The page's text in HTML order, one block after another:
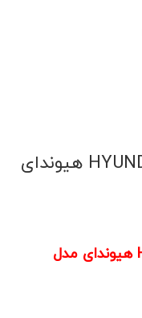
الکتروموتور 1.1 کیلو وات HYUNDAI هیوندای
الکتروموتور 1.1 کیلو وات HYUNDAI هیوندای مدل